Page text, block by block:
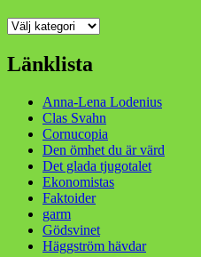
Kategorier
Länklista
Anna-Lena Lodenius
Clas Svahn
Cornucopia
Den ömhet du är värd
Det glada tjugotalet
Ekonomistas
Faktoider
garm
Gödsvinet
Häggström hävdar